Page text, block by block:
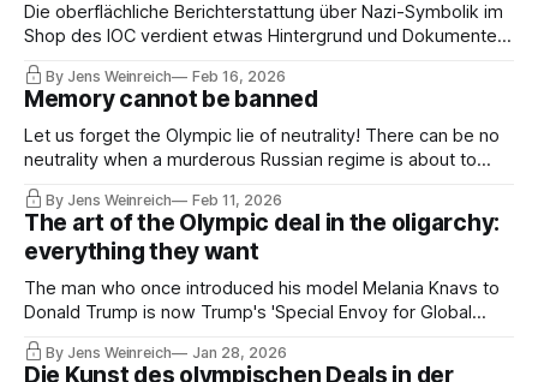
Die oberflächliche Berichterstattung über Nazi-Symbolik im
Shop des IOC verdient etwas Hintergrund und Dokumente.
Hier also eine Geschichte darüber, wie das IOC (deutsche)
Olympiabewerber erpresst und wie viel Geld der
Olympiakonzern für die von Goebbels finanzierten Olympia-
Filme 1936 bezahlt hat.
By Jens Weinreich Feb 16, 2026
Memory cannot be banned
Let us forget the Olympic lie of neutrality! There can be no
neutrality when a murderous Russian regime is about to
destroy another country and threatens World War III. That is
why the Ukrainian Vladyslav Heraskevych, like all other
Ukrainian athletes and Olympians, deserves our full
solidarity.
By Jens Weinreich Feb 11, 2026
The art of the Olympic deal in the oligarchy:
everything they want
The man who once introduced his model Melania Knavs to
Donald Trump is now Trump's 'Special Envoy for Global
Partnerships' with growing influence in the Olympic world.
His current partner holds positions in three Olympic
By Jens Weinreich Jan 28, 2026
Die Kunst des olympischen Deals in der